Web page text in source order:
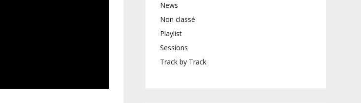
News
Non classé
Playlist
Sessions
Track by Track